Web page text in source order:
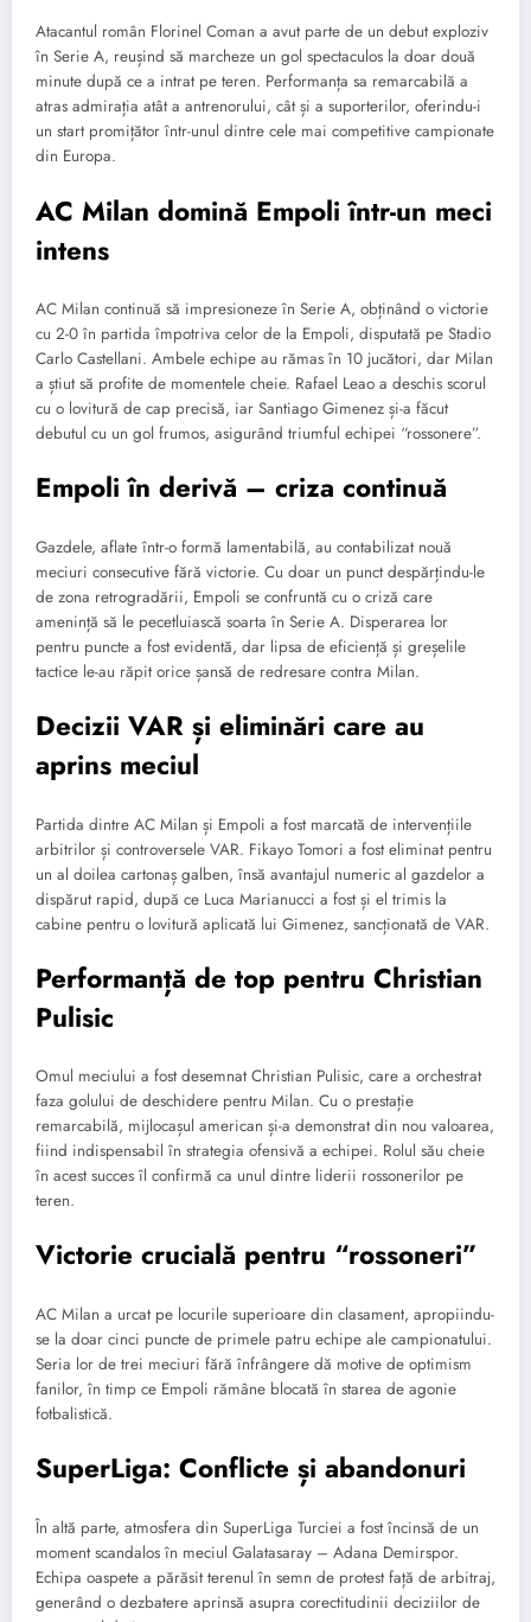
Atacantul român Florinel Coman a avut parte de un debut exploziv
în Serie A, reușind să marcheze un gol spectaculos la doar două
minute după ce a intrat pe teren. Performanța sa remarcabilă a
atras admirația atât a antrenorului, cât și a suporterilor, oferindu-i
un start promițător într-unul dintre cele mai competitive campionate
din Europa.
AC Milan domină Empoli într-un meci
intens
AC Milan continuă să impresioneze în Serie A, obținând o victorie
cu 2-0 în partida împotriva celor de la Empoli, disputată pe Stadio
Carlo Castellani. Ambele echipe au rămas în 10 jucători, dar Milan
a știut să profite de momentele cheie. Rafael Leao a deschis scorul
cu o lovitură de cap precisă, iar Santiago Gimenez și-a făcut
debutul cu un gol frumos, asigurând triumful echipei “rossonere”.
Empoli în derivă – criza continuă
Gazdele, aflate într-o formă lamentabilă, au contabilizat nouă
meciuri consecutive fără victorie. Cu doar un punct despărțindu-le
de zona retrogradării, Empoli se confruntă cu o criză care
amenință să le pecetluiască soarta în Serie A. Disperarea lor
pentru puncte a fost evidentă, dar lipsa de eficiență și greșelile
tactice le-au răpit orice șansă de redresare contra Milan.
Decizii VAR și eliminări care au
aprins meciul
Partida dintre AC Milan și Empoli a fost marcată de intervențiile
arbitrilor și controversele VAR. Fikayo Tomori a fost eliminat pentru
un al doilea cartonaș galben, însă avantajul numeric al gazdelor a
dispărut rapid, după ce Luca Marianucci a fost și el trimis la
cabine pentru o lovitură aplicată lui Gimenez, sancționată de VAR.
Performanță de top pentru Christian
Pulisic
Omul meciului a fost desemnat Christian Pulisic, care a orchestrat
faza golului de deschidere pentru Milan. Cu o prestație
remarcabilă, mijlocașul american și-a demonstrat din nou valoarea,
fiind indispensabil în strategia ofensivă a echipei. Rolul său cheie
în acest succes îl confirmă ca unul dintre liderii rossonerilor pe
teren.
Victorie crucială pentru “rossoneri”
AC Milan a urcat pe locurile superioare din clasament, apropiindu-
se la doar cinci puncte de primele patru echipe ale campionatului.
Seria lor de trei meciuri fără înfrângere dă motive de optimism
fanilor, în timp ce Empoli rămâne blocată în starea de agonie
fotbalistică.
SuperLiga: Conflicte și abandonuri
În altă parte, atmosfera din SuperLiga Turciei a fost încinsă de un
moment scandalos în meciul Galatasaray – Adana Demirspor.
Echipa oaspete a părăsit terenul în semn de protest față de arbitraj,
generând o dezbatere aprinsă asupra corectitudinii deciziilor de